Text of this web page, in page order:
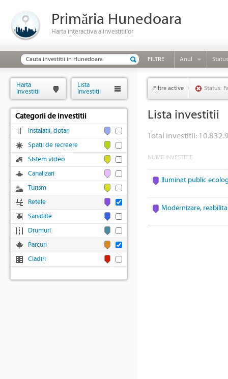
Primăria Hunedoara
Harta interactiva a investitiilor
FILTRE Anul Status
Filtre active Status:
Lista investitii
Total investitii:
NUME INVESTITIE
Iluminat public
Modernizare,
Harta
Investitii
Lista
Investitii
Categorii de investitii
Instalatii, dotari
Spatii de recreere
Sistem video
Canalizari
Turism
Retele
Sanatate
Drumuri
Parcuri
Cladiri